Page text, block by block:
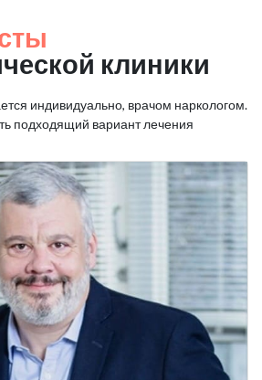
клиники
индивидуально, врачом наркологом.
подходящий вариант лечения